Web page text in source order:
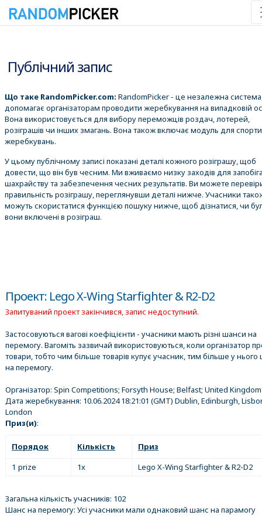
Публічний запис
Що таке RandomPicker.com: RandomPicker - це незалежна
допомагає організаторам проводити жеребкування на випадковій
Вона використовується для вибору переможців роздач, лотерей,
розіграшів чи інших змагань. Вона також включає модуль для
жеребкувань.
У цьому публічному записі показані деталі кожного розіграшу, щоб
довести, що він був чесним. Ми вживаємо низку заходів для
шахрайству та забезпечення чесних результатів. Ви можете
правильність розіграшу, переглянувши деталі нижче. Учасники
можуть скористатися функцією пошуку нижче, щоб дізнатися, чи
вони включені в розіграш.
Проект: Lego X-Wing Starfighter & R2-D2
Запитуваний проект закінчився, запис недоступний.
Застосовуються вагові коефіцієнти - учасники мають різні шанси на
перемогу. Вагоміть зазвичай використовуються, коли організатор
товари, тобто чим більше товарів купує учасник, тим більше у нього
на перемогу.
Організатор: Spin Competitions; Forsyth House; Belfast; United Kingdom
Дата жеребкування: 10.06.2024 18:21:01 (GMT) Dublin, Edinburgh,
London
Приз(и):
Порядок Кількість
Приз
1 prize
1x Lego X-Wing Starfighter & R2-D2
Загальна кількість учасників: 102
Шанс на перемогу: Усі учасники мали однаковий шанс на парамогу